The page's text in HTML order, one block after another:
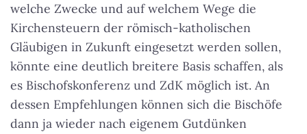
welche Zwecke und auf welchem Wege die
Kirchensteuern der römisch-katholischen
Gläubigen in Zukunft eingesetzt werden sollen,
könnte eine deutlich breitere Basis schaffen, als
es Bischofskonferenz und ZdK möglich ist. An
dessen Empfehlungen können sich die Bischöfe
dann ja wieder nach eigenem Gutdünken